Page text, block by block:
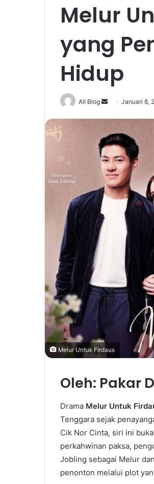
Melur
yang
Hidup
All Blog
SendJanuari 8,
Melur Untuk Firdaus
Oleh: Pakar
Drama Melur Untuk
Tenggara sejak
Cik Nor Cinta, siri ini
perkahwinan paksa,
Jobling sebagai Melur
penonton melalui plot